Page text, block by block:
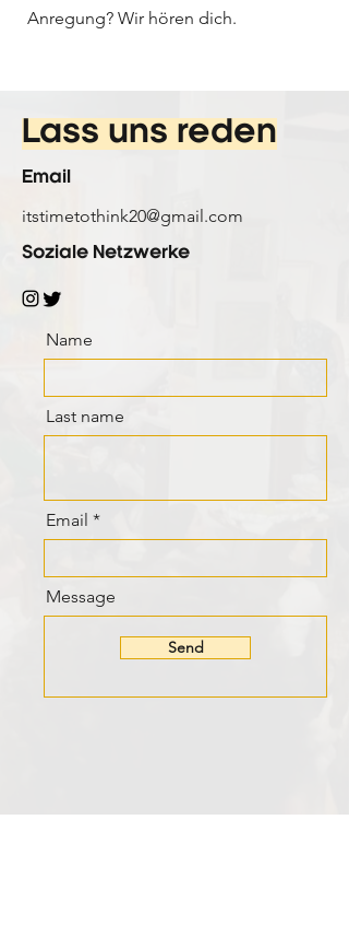
Anregung? Wir hören dich.
Lass uns reden
Email
itstimetothink20@gmail.com
Soziale Netzwerke
Name
Last name
Email
Message
Send